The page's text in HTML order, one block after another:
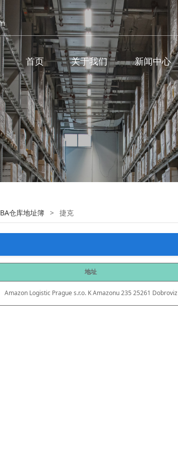
首页 关于我们 新闻中心
仓库地址簿 > 捷克
地址
Amazon Logistic Prague s.r.o. K Amazonu 235 25261 Dobroviz